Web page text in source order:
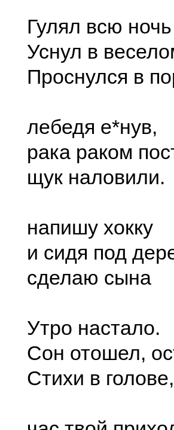
Гулял всю
Уснул в
Проснулся в
лебедя е*нув,
рака раком
щук наловили.
напишу хокку
и сидя под
сделаю сына
Утро настало.
Сон отошел,
Стихи в голове,